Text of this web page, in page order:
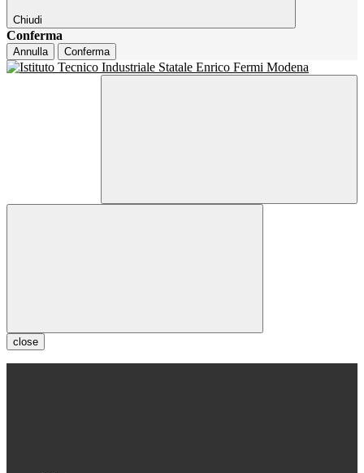
Chiudi
Conferma
Annulla Conferma
close